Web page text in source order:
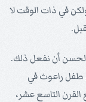
في ذات الوقت لا
لحسن أن نفعل ذلك.
طفل راعوث في
التاسع عشر،